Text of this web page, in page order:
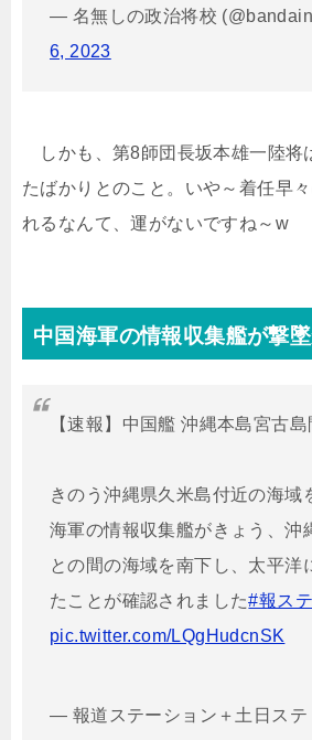
— 名無しの政治将校
6, 2023
しかも、第8師団長坂本雄一陸将
たばかりとのこと。いや～着任早
れるなんて、運がないですね～w
中国海軍の情報収集艦が撃
【速報】中国艦 沖縄本島宮古
きのう沖縄県久米島付近の海域
海軍の情報収集艦がきょう、沖
との間の海域を南下し、太平洋
たことが確認されました#報ステ
pic.twitter.com/LQgHudcnSK
— 報道ステーション＋土日ス